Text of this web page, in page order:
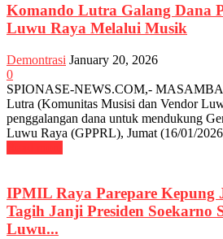
Komando Lutra Galang Dana
Luwu Raya Melalui Musik
Demontrasi January 20, 2026
0
SPIONASE-NEWS.COM,-
Lutra (Komunitas Musisi dan Vendor
penggalangan dana untuk mendukung
Luwu Raya (GPPRL), Jumat (16/01/
IPMIL Raya Parepare Kepung
Tagih Janji Presiden Soekarno
Luwu...